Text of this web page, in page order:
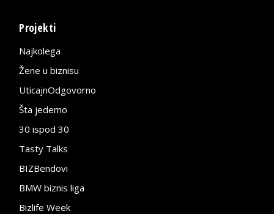
Projekti
Najkolega
Žene u biznisu
UticajnOdgovorno
Šta jedemo
30 ispod 30
Tasty Talks
BIZBendovi
BMW biznis liga
Bizlife Week